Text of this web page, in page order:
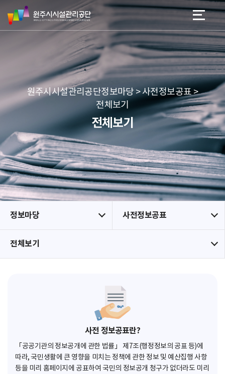
네
본문 바로가기
메뉴 바로가기
원
주
시
리
공
단
원주시시설관리공단정보마당 > 사전정보공표 >
전체보기
전체보기
정보마당 사전정보공표
전체보기
사전 정보공표란?
「공공기관의 정보공개에 관한 법률」 제7조(행정정보의 공표 등)에
따라, 국민생활에 큰 영향을 미치는 정책에 관한 정보 및 예산집행 사항
등을 미리 홈페이지에 공표하여 국민의 정보공개 청구가 없더라도 미리